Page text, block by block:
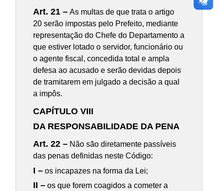
Art. 21 – As multas de que trata o artigo
20 serão impostas pelo Prefeito, mediante
representação do Chefe do Departamento a
que estiver lotado o servidor, funcionário ou
o agente fiscal, concedida total e ampla
defesa ao acusado e serão devidas depois
de tramitarem em julgado a decisão a qual
a impôs.
CAPÍTULO VIII
DA RESPONSABILIDADE DA PENA
Art. 22 – Não são diretamente passíveis
das penas definidas neste Código:
I – os incapazes na forma da Lei;
II – os que forem coagidos a cometer a